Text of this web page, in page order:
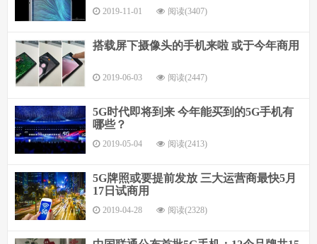
2019-11-01 阅读(3407)
搭载屏下摄像头的手机来啦 或于今年商用
2019-06-03 阅读(2447)
5G时代即将到来 今年能买到的5G手机有
哪些？
2019-05-04 阅读(2413)
5G牌照或要提前发放 三大运营商最快5月
17日试商用
2019-04-28 阅读(2328)